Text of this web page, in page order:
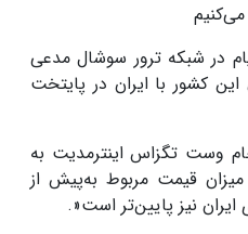
می‌کنیم
در شبکه ترور سوشال مدعی
کشور با ایران در پایتخت
وست تگزاس اینترمدیت به
میزان قیمت مربوط به‌پیش از
نیز پایین‌تر است.»